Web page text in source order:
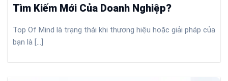
Tìm Kiếm Mới Của Doanh Nghiệp?
Top Of Mind là trạng thái khi thương hiệu hoặc giải pháp của
bạn là [...]